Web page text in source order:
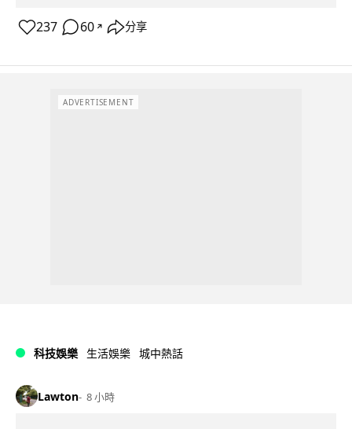
237 60 ↗ 分享
ADVERTISEMENT
科技娛樂 生活娛樂 城中熱話
Lawton 8 小時